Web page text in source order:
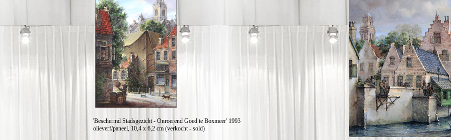
'Beschermd Stadsgezicht - Onroerend Goed te Boxmeer' 1993
olieverf/paneel, 10,4 x 6,2 cm (verkocht - sold)